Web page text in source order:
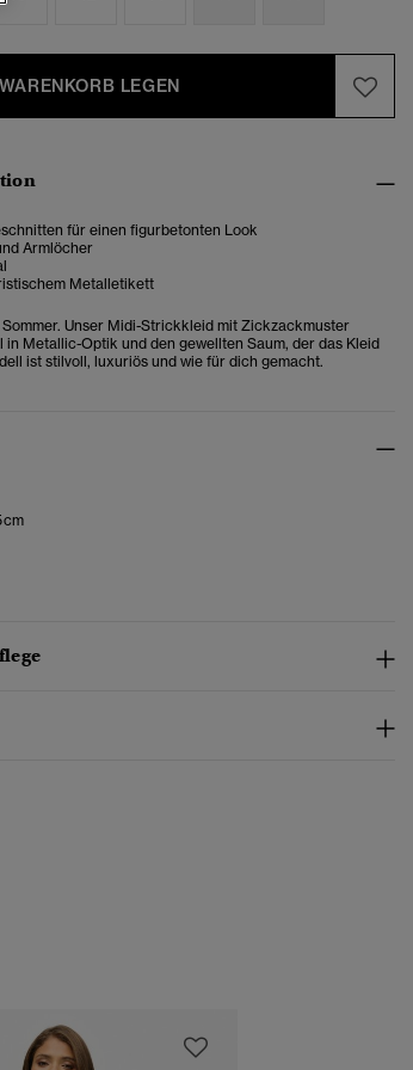
LEGEN
für einen figurbetonten Look
Armlöcher
Metalletikett
Unser Midi-Strickkleid mit Zickzackmuster
Metallic-Optik und den gewellten Saum, der das Kleid
ist stilvoll, luxuriös und wie für dich gemacht.